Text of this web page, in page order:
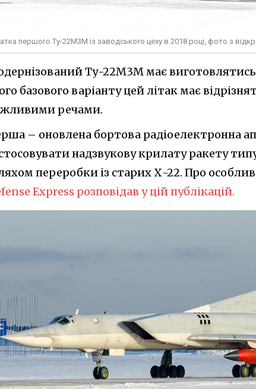
першого Ту-22М3М із заводського цеху в 2018 році, фото з
Ту-22М3М має виготовлятись
базового варіанту цей літак має
речами.
– оновлена бортова радіоелектронна
надзвукову крилату ракету
переробки із старих Х-22. Про
Express розповідав у цій публікацій.